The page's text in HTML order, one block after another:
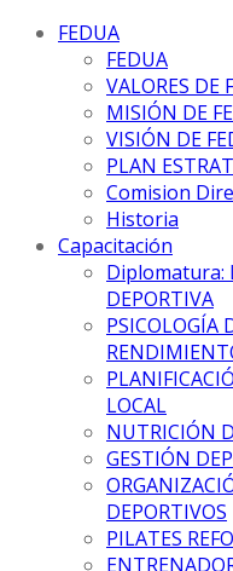
FEDUA
FEDUA
VALORES DE
MISIÓN DE
VISIÓN DE
PLAN
Comision
Historia
Capacitación
Diplomatura:
DEPORTIVA
PSICOLOGÍA
LOCAL
NUTRICIÓN
GESTIÓN
DEPORTIVOS
PILATES